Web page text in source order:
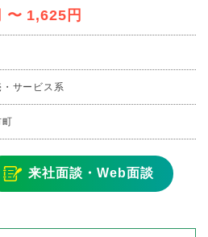
〜 1,625円
サービス系
町
来社面談・Web面談